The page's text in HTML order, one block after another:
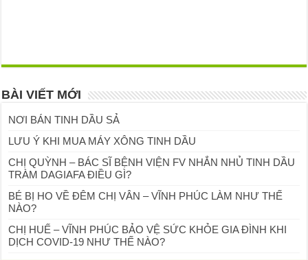
BÀI VIẾT MỚI
NƠI BÁN TINH DẦU SẢ
LƯU Ý KHI MUA MÁY XÔNG TINH DẦU
CHỊ QUỲNH – BÁC SĨ BỆNH VIỆN FV NHẮN NHỦ TINH DẦU
TRÀM DAGIAFA ĐIỀU GÌ?
BÉ BỊ HO VỀ ĐÊM CHỊ VÂN – VĨNH PHÚC LÀM NHƯ THẾ
NÀO?
CHỊ HUẾ – VĨNH PHÚC BẢO VỆ SỨC KHỎE GIA ĐÌNH KHI
DỊCH COVID-19 NHƯ THẾ NÀO?